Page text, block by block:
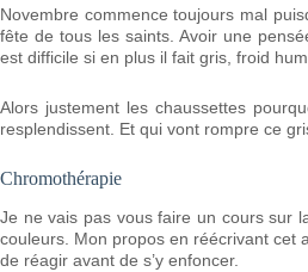
Novembre commence toujours mal
fête de tous les saints. Avoir une
est difficile si en plus il fait gris, froid
Alors justement les chaussettes
resplendissent. Et qui vont rompre ce
Chromothérapie
Je ne vais pas vous faire un cours sur
couleurs. Mon propos en réécrivant cet
de réagir avant de s’y enfoncer.